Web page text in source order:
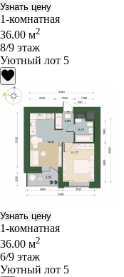
Узнать цену
1-комнатная
36.00 м2
8/9 этаж
Уютный лот 5
Узнать цену
1-комнатная
36.00 м2
6/9 этаж
Уютный лот 5